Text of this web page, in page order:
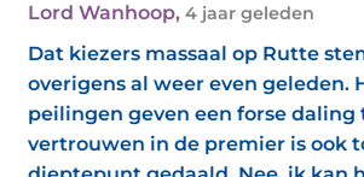
Lord Wanhoop, 4 jaar geleden
Dat kiezers massaal op Rutte
overigens al weer even geleden.
peilingen geven een forse daling
vertrouwen in de premier is ook